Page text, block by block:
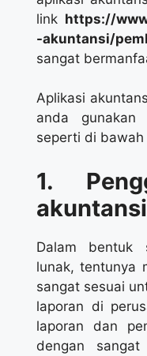
link https://
-akuntansi/
sangat
Aplikasi
anda gunakan
seperti di bawah
1.
akuntansi
Dalam bentuk
lunak, tentunya
sangat sesuai
laporan di
laporan dan
dengan